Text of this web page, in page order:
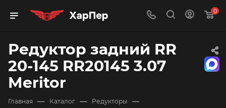
0
Редуктор задний RR
20-145 RR20145 3.07
Meritor
Главная — Каталог — Редукторы —